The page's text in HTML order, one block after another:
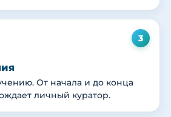
3
От начала и до конца
личный куратор.